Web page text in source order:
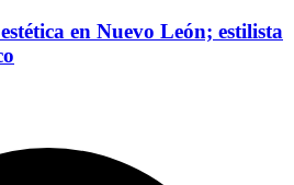
en Nuevo León; estilista